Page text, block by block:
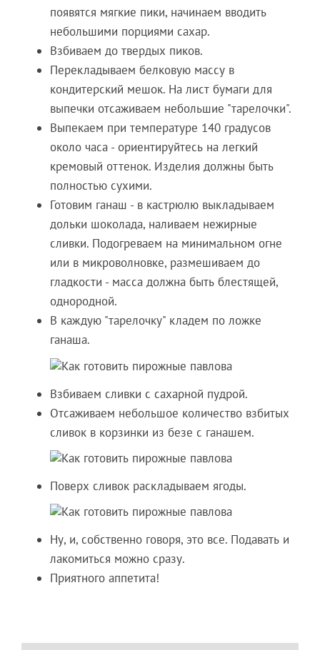
появятся мягкие пики, начинаем вводить
небольшими порциями сахар.
Взбиваем до твердых пиков.
Перекладываем белковую массу в
кондитерский мешок. На лист бумаги для
выпечки отсаживаем небольшие "тарелочки".
Выпекаем при температуре 140 градусов
около часа - ориентируйтесь на легкий
кремовый оттенок. Изделия должны быть
полностью сухими.
Готовим ганаш - в кастрюлю выкладываем
дольки шоколада, наливаем нежирные
сливки. Подогреваем на минимальном огне
или в микроволновке, размешиваем до
гладкости - масса должна быть блестящей,
однородной.
В каждую "тарелочку" кладем по ложке
ганаша.
Взбиваем сливки с сахарной пудрой.
Отсаживаем небольшое количество взбитых
сливок в корзинки из безе с ганашем.
Поверх сливок раскладываем ягоды.
Ну, и, собственно говоря, это все. Подавать и
лакомиться можно сразу.
Приятного аппетита!